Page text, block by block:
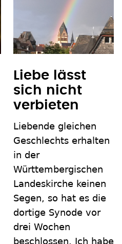
Liebe lässt
sich nicht
verbieten
Liebende gleichen
Geschlechts erhalten
in der
Württembergischen
Landeskirche keinen
Segen, so hat es die
dortige Synode vor
drei Wochen
beschlossen. Ich habe